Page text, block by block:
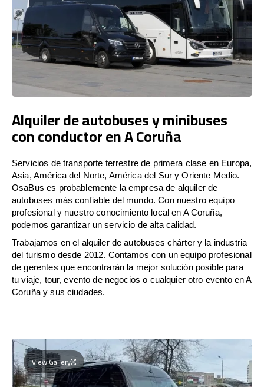
Alquiler de autobuses y minibuses
con conductor en A Coruña
Servicios de transporte terrestre de primera clase en Europa,
Asia, América del Norte, América del Sur y Oriente Medio.
OsaBus es probablemente la empresa de alquiler de
autobuses más confiable del mundo. Con nuestro equipo
profesional y nuestro conocimiento local en A Coruña,
podemos garantizar un servicio de alta calidad.
Trabajamos en el alquiler de autobuses chárter y la industria
del turismo desde 2012. Contamos con un equipo profesional
de gerentes que encontrarán la mejor solución posible para
tu viaje, tour, evento de negocios o cualquier otro evento en A
Coruña y sus ciudades.
View Gallery